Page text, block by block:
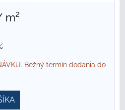
m²
Bežný termín dodania do